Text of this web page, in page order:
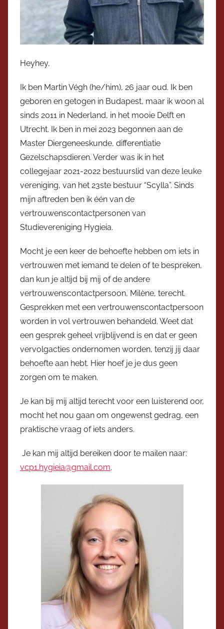
Heyhey,
Ik ben Martin Végh (he/him), 26 jaar oud. Ik ben
geboren en getogen in Budapest, maar ik woon al
sinds 2011 in Nederland, in het mooie Delft en
Utrecht. Ik ben in mei 2023 begonnen aan de
Master Diergeneeskunde, differentiatie
Gezelschapsdieren. Verder was ik in het
collegejaar 2021-2022 bestuurslid van deze leuke
vereniging, van het 23ste bestuur “Scylla”. Sinds
mijn aftreden ben ik één van de
vertrouwenscontactpersonen van
Studievereniging Hygieia.
Mocht je een keer de behoefte hebben om iets in
vertrouwen met iemand te delen of te bespreken,
dan kun je altijd bij mij of de andere
vertrouwenscontactpersoon, Milène, terecht.
Gesprekken met een vertrouwenscontactpersoon
worden in vol vertrouwen behandeld. Weet dat
een gesprek geheel vrijblijvend is en dat er geen
vervolgacties ondernomen worden, tenzij jij daar
behoefte aan hebt. Hier hoef je je dus geen
zorgen om te maken.
Je kan bij mij altijd terecht voor een luisterend oor,
mocht het nou gaan om ongewenst gedrag, een
praktische vraag of iets anders.
Je kan mij altijd bereiken door te mailen naar:
vcp1.hygieia@gmail.com.